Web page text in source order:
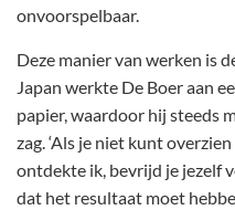
onvoorspelbaar.
Deze manier van werken is
Japan werkte De Boer aan
papier, waardoor hij steeds
zag. ‘Als je niet kunt
ontdekte ik, bevrijd je jezelf
dat het resultaat moet